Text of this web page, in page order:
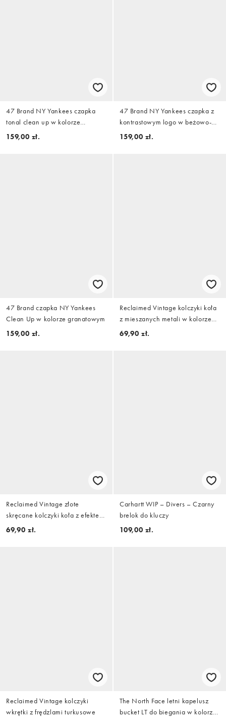
47 Brand NY Yankees czapka
tonal clean up w kolorze
czarnym
159,00 zł.
47 Brand NY Yankees czapka z
kontrastowym logo w beżowo-
granatowym kolorze
159,00 zł.
47 Brand czapka NY Yankees
Clean Up w kolorze granatowym
159,00 zł.
Reclaimed Vintage kolczyki koła
z mieszanych metali w kolorze
srebrnym
69,90 zł.
Reclaimed Vintage złote
skręcane kolczyki koła z efektem
puff
69,90 zł.
Carhartt WIP – Divers – Czarny
brelok do kluczy
109,00 zł.
Reclaimed Vintage kolczyki
wkrętki z frędzlami turkusowe
The North Face letni kapelusz
bucket LT do biegania w kolorze